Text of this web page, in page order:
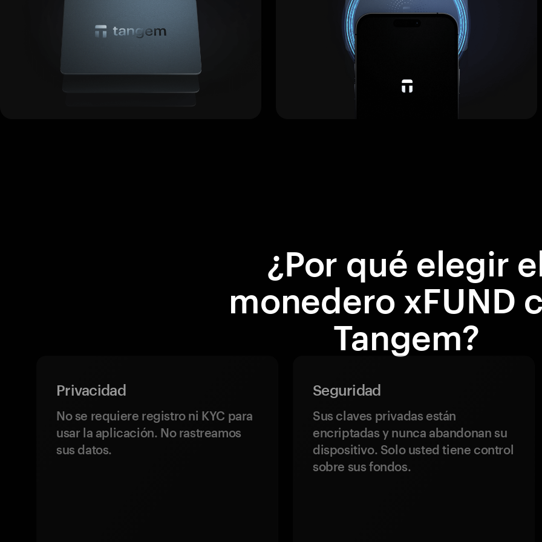
¿Por qué elegir
monedero xFUND
Tangem?
Privacidad
No se requiere registro ni KYC para
usar la aplicación. No rastreamos
sus datos.
Seguridad
Sus claves privadas están
encriptadas y nunca abandonan su
dispositivo. Solo usted tiene control
sobre sus fondos.